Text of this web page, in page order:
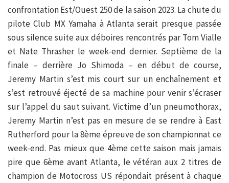
confrontation Est/Ouest 250 de la saison 2023. La chute du
pilote Club MX Yamaha à Atlanta serait presque passée
sous silence suite aux déboires rencontrés par Tom Vialle
et Nate Thrasher le week-end dernier. Septième de la
finale – derrière Jo Shimoda – en début de course,
Jeremy Martin s’est mis court sur un enchaînement et
s’est retrouvé éjecté de sa machine pour venir s’écraser
sur l’appel du saut suivant. Victime d’un pneumothorax,
Jeremy Martin n’est pas en mesure de se rendre à East
Rutherford pour la 8ème épreuve de son championnat ce
week-end. Pas mieux que 4ème cette saison mais jamais
pire que 6ème avant Atlanta, le vétéran aux 2 titres de
champion de Motocross US répondait présent à chaque